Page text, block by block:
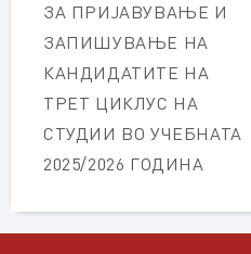
ЗА ПРИЈАВУВАЊЕ И
ЗАПИШУВАЊЕ НА
КАНДИДАТИТЕ НА
ТРЕТ ЦИКЛУС НА
СТУДИИ ВО УЧЕБНАТА
2025/2026 ГОДИНА